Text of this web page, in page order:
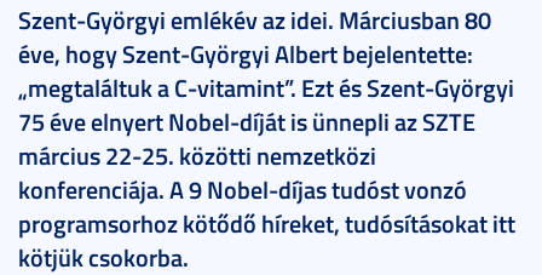
Szent-Györgyi emlékév az idei. Márciusban 80
éve, hogy Szent-Györgyi Albert bejelentette:
„megtaláltuk a C-vitamint”. Ezt és Szent-Györgyi
75 éve elnyert Nobel-díját is ünnepli az SZTE
március 22-25. közötti nemzetközi
konferenciája. A 9 Nobel-díjas tudóst vonzó
programsorhoz kötődő híreket, tudósításokat itt
kötjük csokorba.